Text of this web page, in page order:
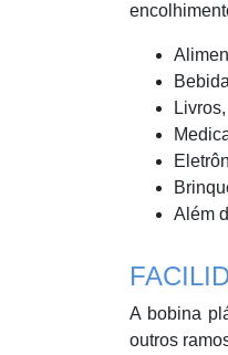
Além
A bobina
outros